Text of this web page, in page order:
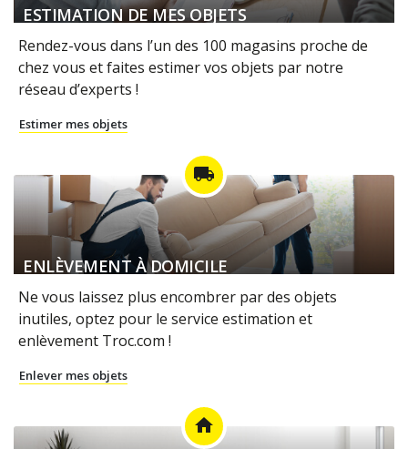
ESTIMATION DE MES OBJETS
Rendez-vous dans l’un des 100 magasins proche de
chez vous et faites estimer vos objets par notre
réseau d’experts !
Estimer mes objets
local_shipping
ENLÈVEMENT À DOMICILE
Ne vous laissez plus encombrer par des objets
inutiles, optez pour le service estimation et
enlèvement Troc.com !
Enlever mes objets
home